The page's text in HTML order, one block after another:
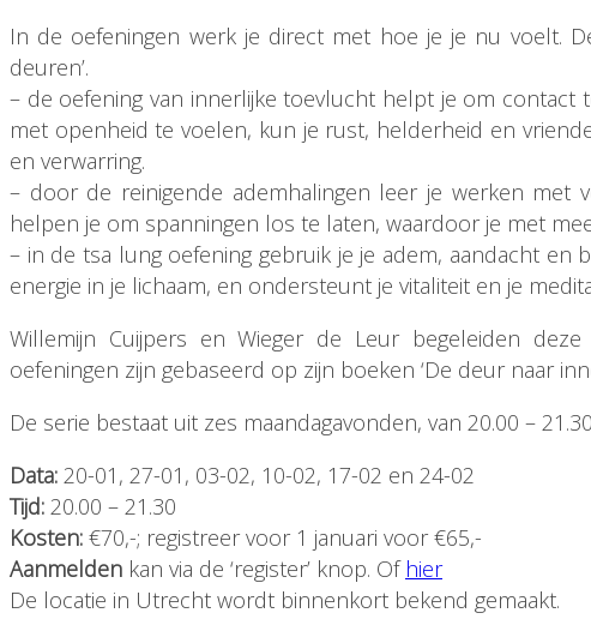
In de oefeningen werk je direct met hoe je je nu voelt.
deuren’.
– de oefening van innerlijke toevlucht helpt je om contact
met openheid te voelen, kun je rust, helderheid en
en verwarring.
– door de reinigende ademhalingen leer je werken met
helpen je om spanningen los te laten, waardoor je met
– in de tsa lung oefening gebruik je je adem, aandacht en
energie in je lichaam, en ondersteunt je vitaliteit en je
Willemijn Cuijpers en Wieger de Leur begeleiden
oefeningen zijn gebaseerd op zijn boeken ‘De deur naar
De serie bestaat uit zes maandagavonden, van 20.00 –
Data: 20-01, 27-01, 03-02, 10-02, 17-02 en 24-02
Tijd: 20.00 – 21.30
Kosten: €70,-; registreer voor 1 januari voor €65,-
Aanmelden kan via de ‘register’ knop. Of hier
De locatie in Utrecht wordt binnenkort bekend gemaakt.